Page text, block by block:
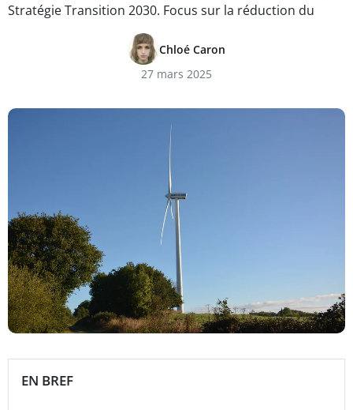
Stratégie Transition 2030. Focus sur la réduction du
Chloé Caron
27 mars 2025
EN BREF